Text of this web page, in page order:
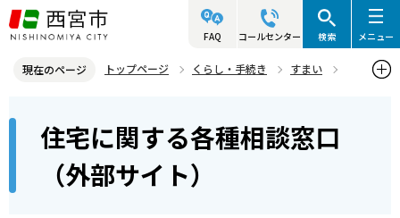
こ
の
ジ
頭
FAQ コールセンター 検索 メニュー
現在のページ トップページ くらし・手続き
すまい
住宅に関する各種相談窓口
（外部サイト）